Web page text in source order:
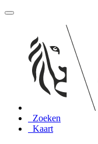
Zoeken
Kaart